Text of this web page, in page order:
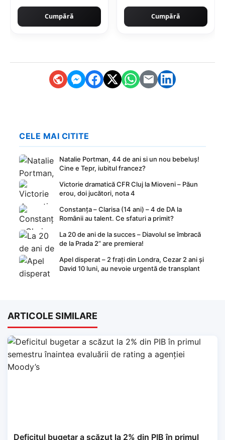
Cumpără Cumpără
CELE MAI CITITE
Natalie Portman, 44 de ani si un nou bebeluș!
Cine e Tepr, iubitul francez?
Victorie dramatică CFR Cluj la Mioveni – Păun
erou, doi jucători, nota 4
Constanța – Clarisa (14 ani) – 4 de DA la
Românii au talent. Ce sfaturi a primit?
La 20 de ani de la succes – Diavolul se îmbracă
de la Prada 2” are premiera!
Apel disperat – 2 frați din Londra, Cezar 2 ani și
David 10 luni, au nevoie urgentă de transplant
ARTICOLE SIMILARE
Deficitul bugetar a scăzut la 2% din PIB în primul